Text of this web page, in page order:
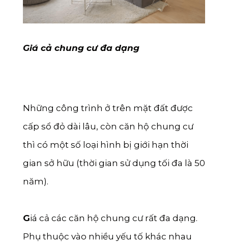
Giá cả chung cư đa dạng
Những công trình ở trên mặt đất được
cấp sổ đỏ dài lâu, còn căn hộ chung cư
thì có một số loại hình bị giới hạn thời
gian sở hữu (thời gian sử dụng tối đa là 50
năm).
Giá cả các căn hộ chung cư rất đa dạng.
Phụ thuộc vào nhiều yếu tố khác nhau